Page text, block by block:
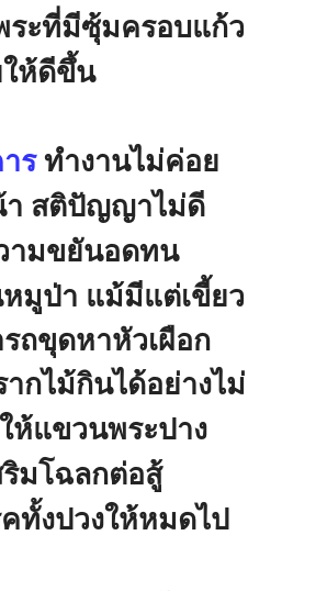
ระที่มีซุ้มครอบแก้ว
ห้ดีขึ้น
ร ทำงานไม่ค่อย
สติปัญญาไม่ดี
ามขยันอดทน
มูป่า แม้มีแต่เขี้ยว
ถขุดหาหัวเผือก
กไม้กินได้อย่างไม่
ให้แขวนพระปาง
ริมโฉลกต่อสู้
ทั้งปวงให้หมดไป